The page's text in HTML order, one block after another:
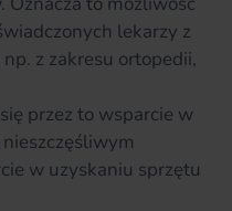
lekarzy z
z zakresu ortopedii,
przez to wsparcie w
w uzyskaniu sprzętu